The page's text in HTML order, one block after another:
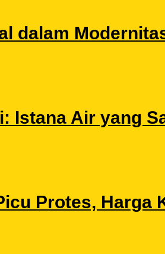
dalam
Istana Air yang
Protes, Harga